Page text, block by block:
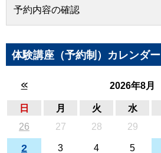
予約内容の確認
体験講座（予約制）カレンダー
<< 2026年8月
日 月 火 水
26
27 28 29
2 3 4 5